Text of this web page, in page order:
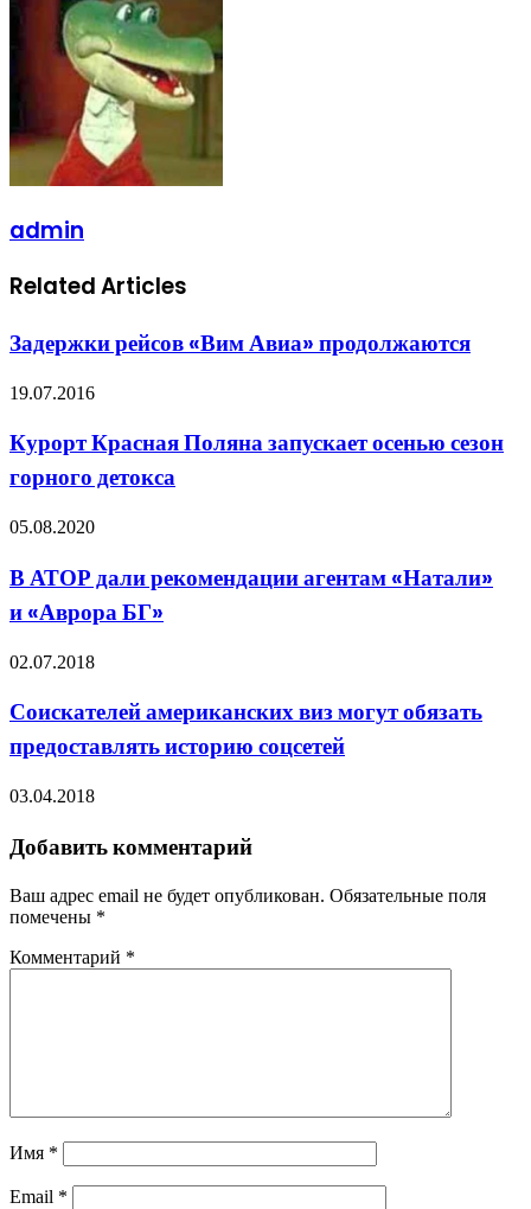
admin
Related Articles
Задержки рейсов «Вим Авиа» продолжаются
19.07.2016
Курорт Красная Поляна запускает осенью сезон
горного детокса
05.08.2020
В АТОР дали рекомендации агентам «Натали»
и «Аврора БГ»
02.07.2018
Соискателей американских виз могут обязать
предоставлять историю соцсетей
03.04.2018
Добавить комментарий
Ваш адрес email не будет опубликован. Обязательные поля
помечены *
Комментарий *
Имя *
Email *